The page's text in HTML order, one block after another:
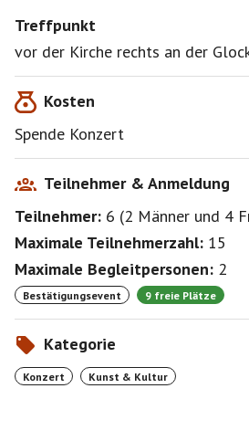
Bach meets Electro
Orgelwerke von Johann Sebastian
Christian
Bitte kein wildes Auf und
20 Uhr....es wird auf jeden Fall
direkt an mich.
Treffpunkt
vor der Kirche rechts an der
Kosten
Spende Konzert
Teilnehmer & Anmeldung
Teilnehmer: 6 (2 Männer und 4
Maximale Teilnehmerzahl: 15
Maximale Begleitpersonen: 2
Bestätigungsevent 9 freie Plätze
Kategorie
Konzert Kunst & Kultur